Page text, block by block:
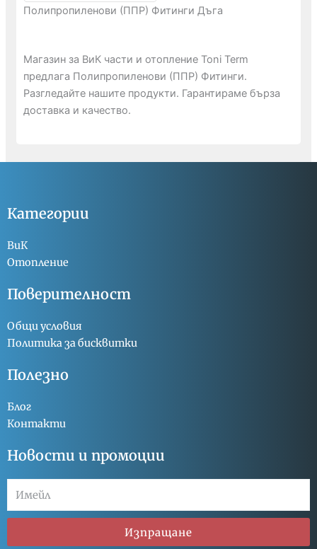
Полипропиленови (ППР) Фитинги Дъга
Магазин за ВиК части и отопление Toni Term
предлага Полипропиленови (ППР) Фитинги.
Разгледайте нашите продукти. Гарантираме бърза
доставка и качество.
Категории
ВиК
Отопление
Поверителност
Общи условия
Политика за бисквитки
Полезно
Блог
Контакти
Новости и промоции
Изпращане